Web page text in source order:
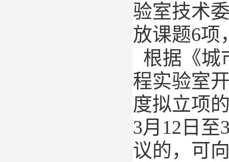
验室技术
放课题6项
根据《城
程实验室
度拟立项
3月 12 日至
议的，可